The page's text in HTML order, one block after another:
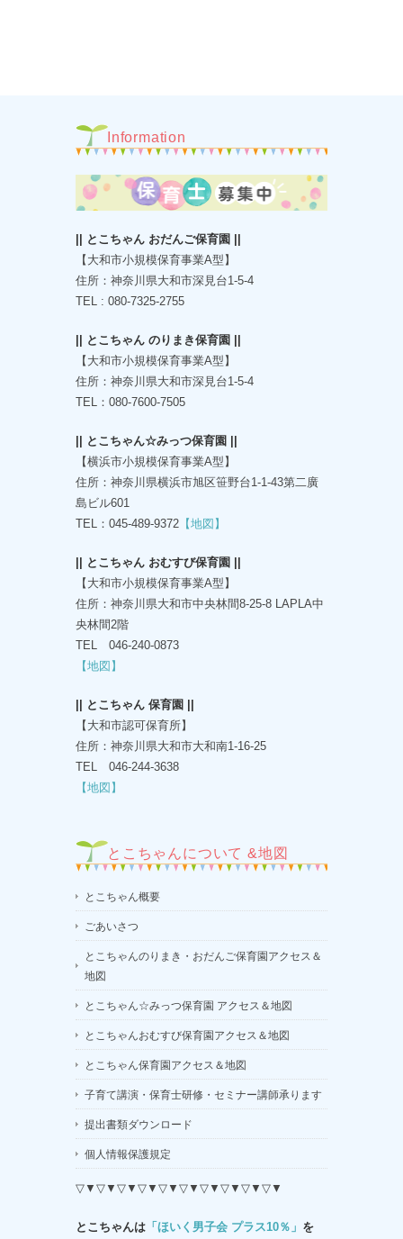
Information
|| とこちゃん おだんご保育園 ||
【大和市小規模保育事業A型】
住所：神奈川県大和市深見台1-5-4
TEL : 080-7325-2755
|| とこちゃん のりまき保育園 ||
【大和市小規模保育事業A型】
住所：神奈川県大和市深見台1-5-4
TEL：080-7600-7505
|| とこちゃん☆みっつ保育園 ||
【横浜市小規模保育事業A型】
住所：神奈川県横浜市旭区笹野台1-1-43第二廣
島ビル601
TEL：045-489-9372 【地図】
|| とこちゃん おむすび保育園 ||
【大和市小規模保育事業A型】
住所：神奈川県大和市中央林間8-25-8 LAPLA中
央林間2階
TEL 046-240-0873
【地図】
|| とこちゃん 保育園 ||
【大和市認可保育所】
住所：神奈川県大和市大和南1-16-25
TEL 046-244-3638
【地図】
とこちゃんについて &地図
とこちゃん概要
ごあいさつ
とこちゃんのりまき・おだんご保育園アクセス＆
地図
とこちゃん☆みっつ保育園 アクセス＆地図
とこちゃんおむすび保育園アクセス＆地図
とこちゃん保育園アクセス＆地図
子育て講演・保育士研修・セミナー講師承ります
提出書類ダウンロード
個人情報保護規定
▽▼▽▼▽▼▽▼▽▼▽▼▽▼▽▼▽▼▽▼
とこちゃんは 「ほいく男子会 プラス10％」 を